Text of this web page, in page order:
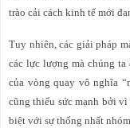
trào cải cách kinh tế mới
Tuy nhiên, các giải pháp
các lực lượng mà chúng
của vòng quay vô nghĩa
cũng thiếu sức mạnh bởi
biệt với sự thống nhất